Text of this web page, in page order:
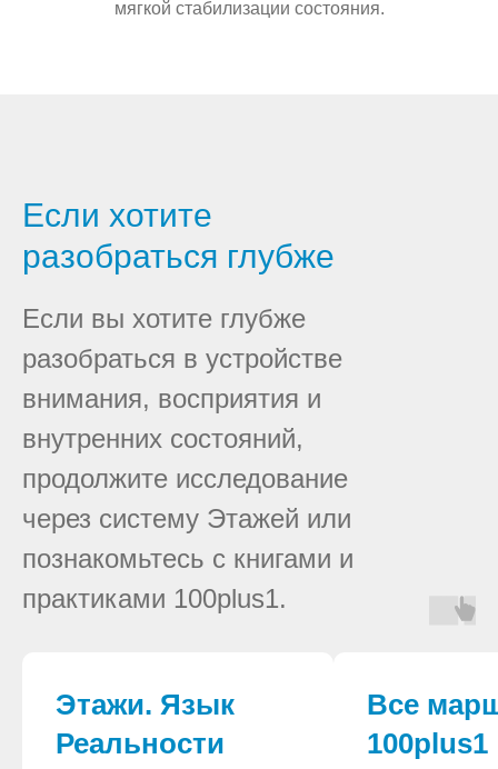
мягкой стабилизации состояния.
Если хотите
разобраться глубже
Если вы хотите глубже
разобраться в устройстве
внимания, восприятия и
внутренних состояний,
продолжите исследование
через систему Этажей или
познакомьтесь с книгами и
практиками 100plus1.
Этажи. Язык
Реальности
Все
100plus1